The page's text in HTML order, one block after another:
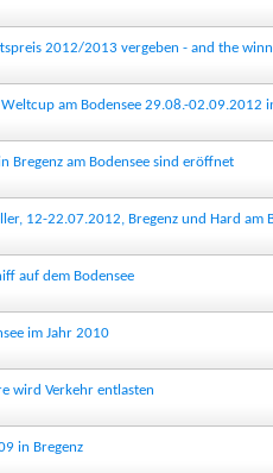
2012/2013 vergeben - and the
am Bodensee 29.08.-02.09.2012
Bregenz am Bodensee sind eröffnet
12-22.07.2012, Bregenz und Hard am
auf dem Bodensee
im Jahr 2010
wird Verkehr entlasten
in Bregenz